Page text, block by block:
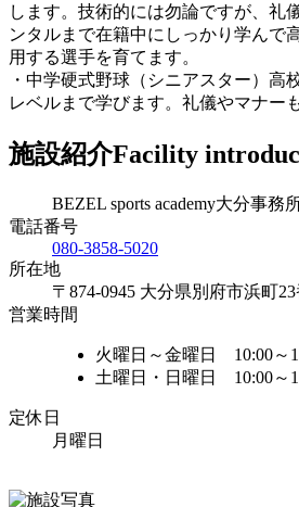
します。技術的には勿論ですが、礼
ンタルまで在籍中にしっかり学んで
用する選手を育てます。
・中学硬式野球（シニアスター）高
レベルまで学びます。礼儀やマナー
施設紹介Facility
BEZEL sports academy大分事務
電話番号
080-3858-5020
所在地
〒874-0945 大分県別府市浜町
営業時間
火曜日～金曜日 10:00～
土曜日・日曜日 10:00～
定休日
月曜日